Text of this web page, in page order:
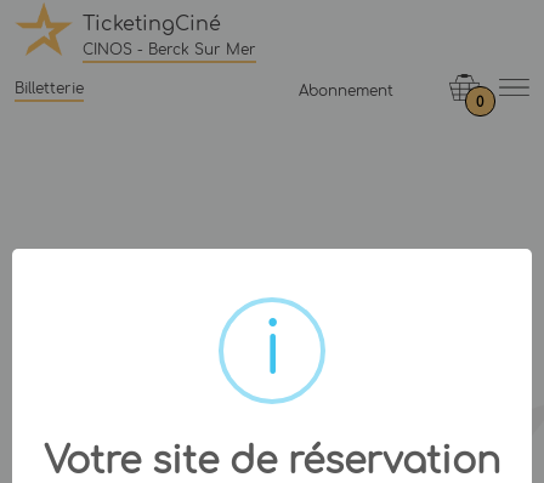
TicketingCiné
CINOS - Berck Sur Mer
Billetterie Abonnement
0
Votre site de réservation